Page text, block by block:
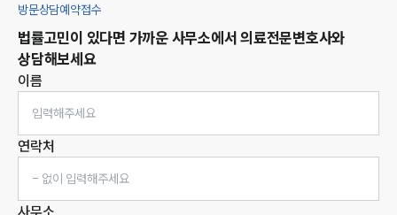
방문상담예약접수
법률고민이 있다면 가까운 사무소에서의료전문변호사와
상담해보세요
이름
연락처
사무소